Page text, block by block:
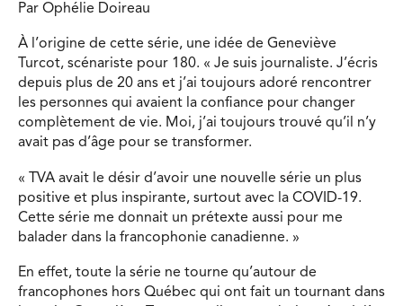
Par Ophélie Doireau
À l’origine de cette série, une idée de Geneviève
Turcot, scénariste pour 180. « Je suis journaliste. J’écris
depuis plus de 20 ans et j’ai toujours adoré rencontrer
les personnes qui avaient la confiance pour changer
complètement de vie. Moi, j’ai toujours trouvé qu’il n’y
avait pas d’âge pour se transformer.
« TVA avait le désir d’avoir une nouvelle série un plus
positive et plus inspirante, surtout avec la COVID-19.
Cette série me donnait un prétexte aussi pour me
balader dans la francophonie canadienne. »
En effet, toute la série ne tourne qu’autour de
francophones hors Québec qui ont fait un tournant dans